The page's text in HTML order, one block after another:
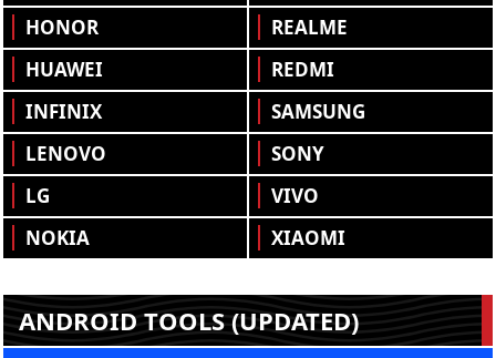
HONOR
HUAWEI
INFINIX
LENOVO
LG
NOKIA
REALME
REDMI
SAMSUNG
SONY
VIVO
XIAOMI
ANDROID TOOLS (UPDATED)